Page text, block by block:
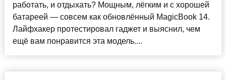
работать, и отдыхать? Мощным, лёгким и с хорошей
батареей — совсем как обновлённый MagicBook 14.
Лайфхакер протестировал гаджет и выяснил, чем
ещё вам понравится эта модель....